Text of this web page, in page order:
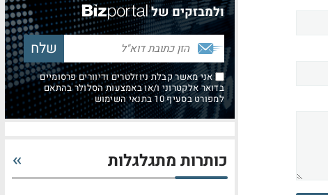
ולמבזקים של
אני מאשר קבלת ניוזלטרים ודיוורים פרסומיים
בדואר אלקטרוני ו/או באמצעות הסלולר בהתאם
למפורט בסעיף 10 בתנאי השימוש
כותרות מתגלגלות